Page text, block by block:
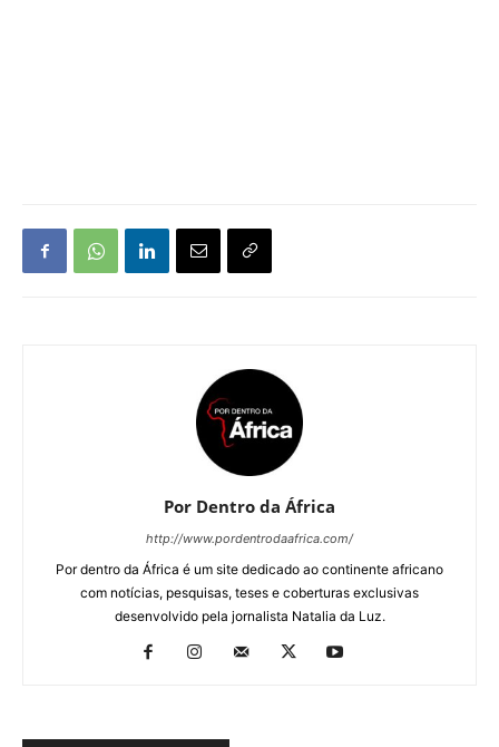
Por Dentro da África
http://www.pordentrodaafrica.com/
Por dentro da África é um site dedicado ao continente africano
com notícias, pesquisas, teses e coberturas exclusivas
desenvolvido pela jornalista Natalia da Luz.